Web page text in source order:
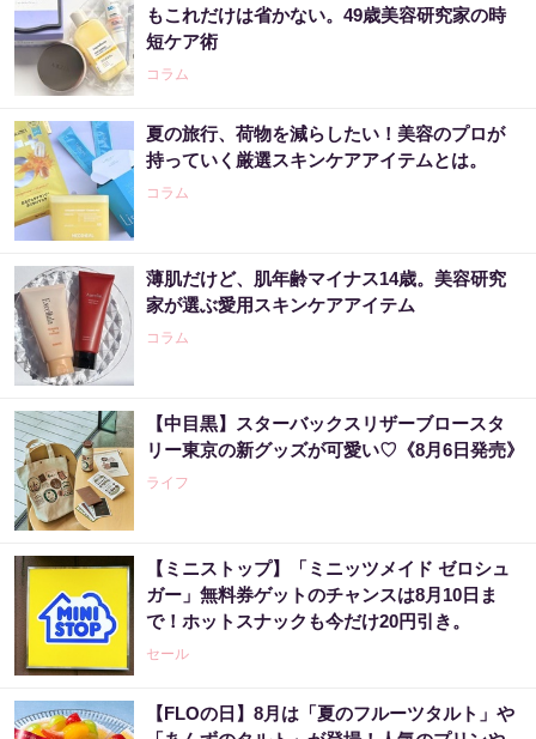
もこれだけは省かない。49歳美容研究家の時
短ケア術
コラム
夏の旅行、荷物を減らしたい！美容のプロが
持っていく厳選スキンケアアイテムとは。
コラム
薄肌だけど、肌年齢マイナス14歳。美容研究
家が選ぶ愛用スキンケアアイテム
コラム
【中目黒】スターバックスリザーブロースタ
リー東京の新グッズが可愛い♡《8月6日発売》
ライフ
【ミニストップ】「ミニッツメイド ゼロシュ
ガー」無料券ゲットのチャンスは8月10日ま
で！ホットスナックも今だけ20円引き。
セール
【FLOの日】8月は「夏のフルーツタルト」や